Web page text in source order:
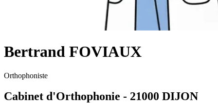
Bertrand FOVIAUX
Orthophoniste
Cabinet d'Orthophonie - 21000 DIJON